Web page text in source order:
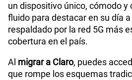
un dispositivo único, cómodo
fluido para destacar en su día
respaldado por la red 5G más
cobertura en el país.
Al migrar a Claro, puedes
que rompe los esquemas